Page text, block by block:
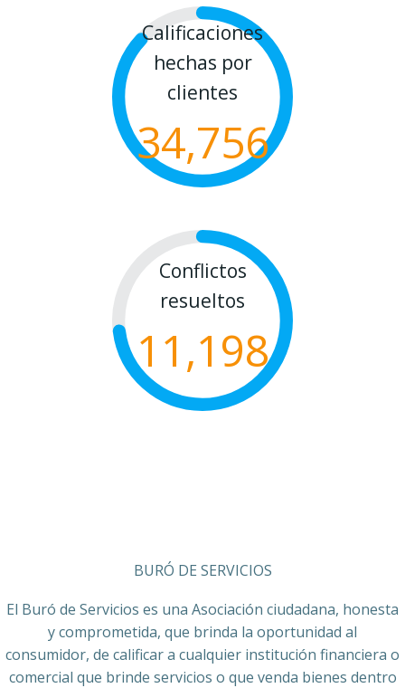
Calificaciones
hechas por
clientes
34,756
Conflictos
resueltos
11,198
BURÓ DE SERVICIOS
El Buró de Servicios es una Asociación ciudadana, honesta
y comprometida, que brinda la oportunidad al
consumidor, de calificar a cualquier institución financiera o
comercial que brinde servicios o que venda bienes dentro